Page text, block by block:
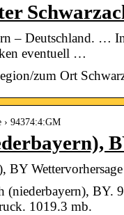
– Deutschland. …
eventuell …
zum Ort
› 94374:4:GM
BY
(niederbayern),
1019.3 mb.